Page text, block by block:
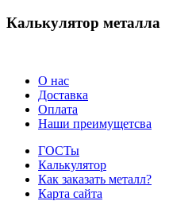
Калькулятор металла
О нас
Доставка
Оплата
Наши преимущетсва
ГОСТы
Калькулятор
Как заказать металл?
Карта сайта